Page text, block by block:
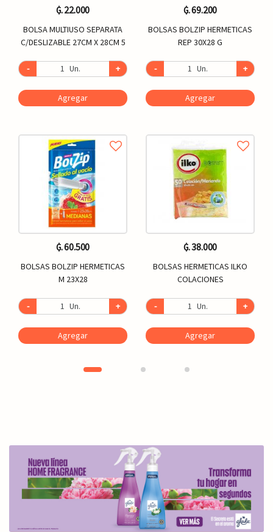
₲. 22.000
BOLSA MULTIUSO SEPARATA
C/DESLIZABLE 27CM X 28CM 5
- Un. +
Agregar
₲. 60.500
BOLSAS BOLZIP HERMETICAS
M 23X28
- Un. +
Agregar
₲. 69.200
BOLSAS BOLZIP HERMETICAS
REP 30X28 G
- Un. +
Agregar
₲. 38.000
BOLSAS HERMETICAS ILKO
COLACIONES
- Un. +
Agregar